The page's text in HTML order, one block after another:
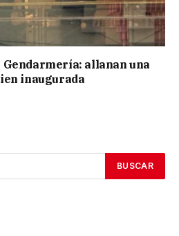
allanan una
inaugurada